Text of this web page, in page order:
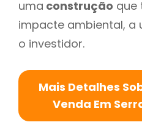
uma construção que
impacte ambiental, a
o investidor.
Mais Detalhes
Venda Em